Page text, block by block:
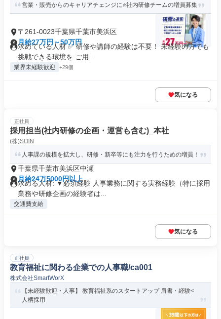
営業・販売からのキャリアチェンジに⭐社内研修チームの増員募集
〒261-0023千葉県千葉市美浜区
月給27万円～50万円
求めている人材 ✅ 研修や講師の経験は不要！ 未経験の方でも
挑戦できる環境を ご用...
業界未経験歓迎 +29個
気になる
正社員
採用担当(社内研修の企画・運営も含む)_本社
(株)SOIN
人事課の規模を拡大し、研修・新卒等にも注力を行うための増員！
千葉県千葉市美浜区中瀬
月給24万5000円以上
求める人材: ▼必須経験 人事業務に関する実務経験（特に採用
業務や研修企画の経験者は...
交通費支給
気になる
正社員
教育福祉に関わる企業での人事職/ca001
株式会社SmartWorX
【未経験歓迎・人事】 教育福祉系のスタートアップ 肩書・経験<
人柄採用